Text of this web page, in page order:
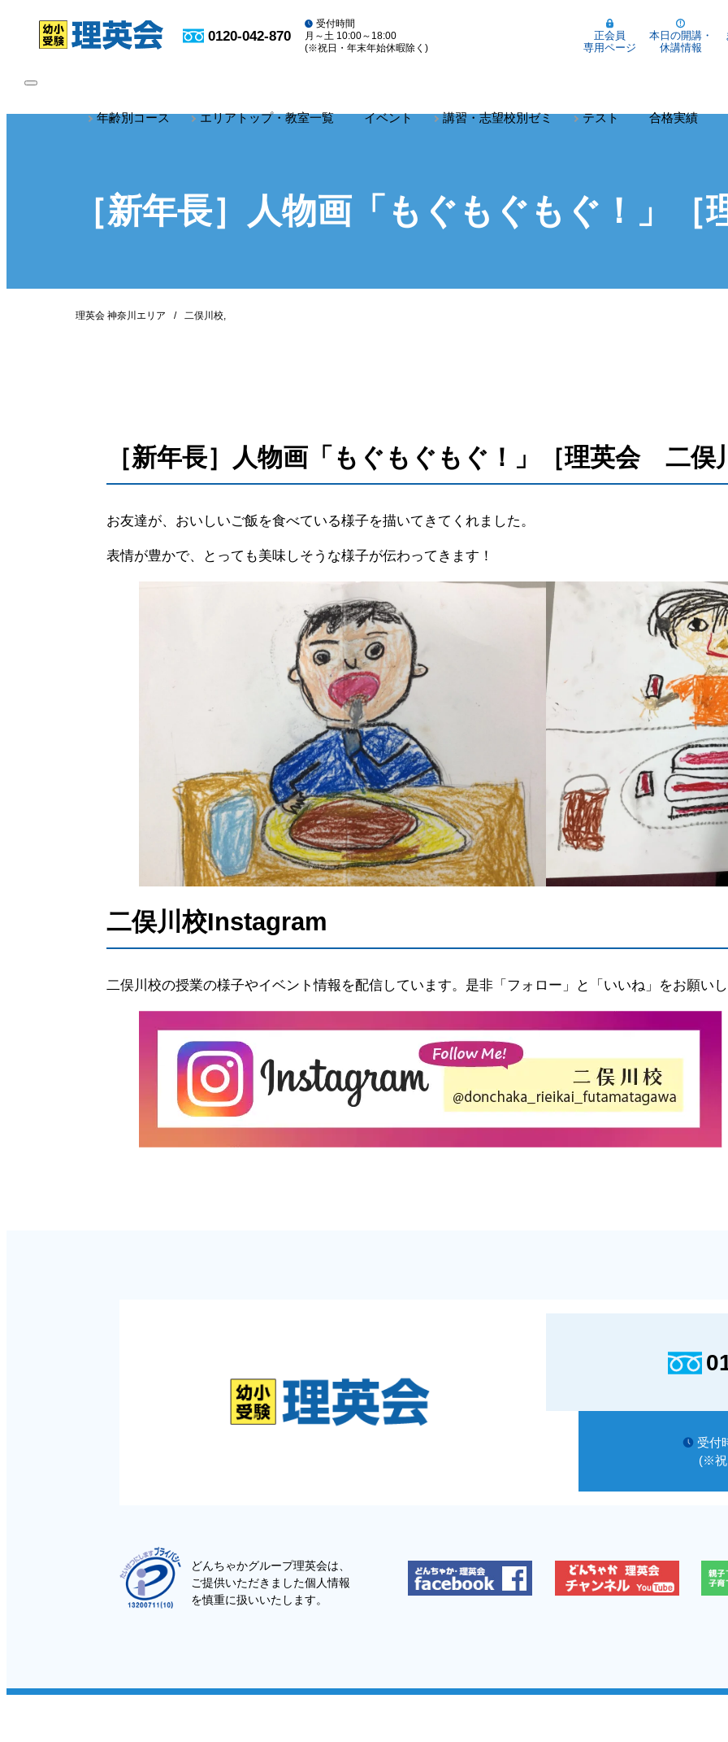
0120-042-870
受付時間
月～土 10:00～18:00
(※祝日・年末年始休暇除く)
正会員
専用ページ
本日の開講・
休講情報
toggle
年齢別コース エリアトップ・教室一覧 イベント 講習・志望校別ゼミ テスト 合格実績
［新年長］人物画「もぐもぐもぐ！」
理英会 神奈川エリア 二俣川校,
［新年長］人物画「もぐもぐもぐ！」［理英会 二俣
お友達が、おいしいご飯を食べている様子を描いてきてくれました。
表情が豊かで、とっても美味しそうな様子が伝わってきます！
二俣川校Instagram
二俣川校の授業の様子やイベント情報を配信しています。是非「フォロー」と「いいね」をお願い
受付
(※祝
どんちゃかグループ理英会は、
ご提供いただきました個人情報
を慎重に扱いいたします。